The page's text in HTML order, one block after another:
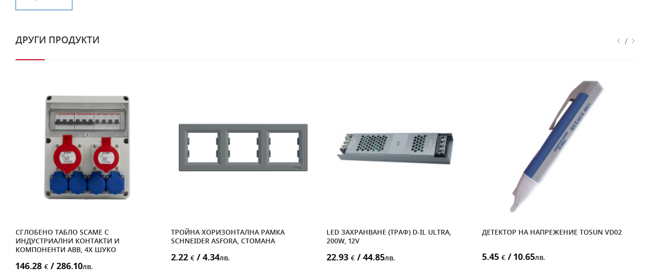
ДРУГИ ПРОДУКТИ ‹ / ›
СГЛОБЕНО ТАБЛО SCAME С
ИНДУСТРИАЛНИ КОНТАКТИ И
КОМПОНЕНТИ ABB, 4X ШУКО
146.28 € / 286.10лв.
ТРОЙНА ХОРИЗОНТАЛНА РАМКА
SCHNEIDER ASFORA, СТОМАНА
2.22 € / 4.34лв.
LED ЗАХРАНВАНЕ (ТРАФ) D-IL ULTRA,
200W, 12V
22.93 € / 44.85лв.
ДЕТЕКТОР НА НАПРЕЖЕНИЕ TOSUN VD02
5.45 € / 10.65лв.